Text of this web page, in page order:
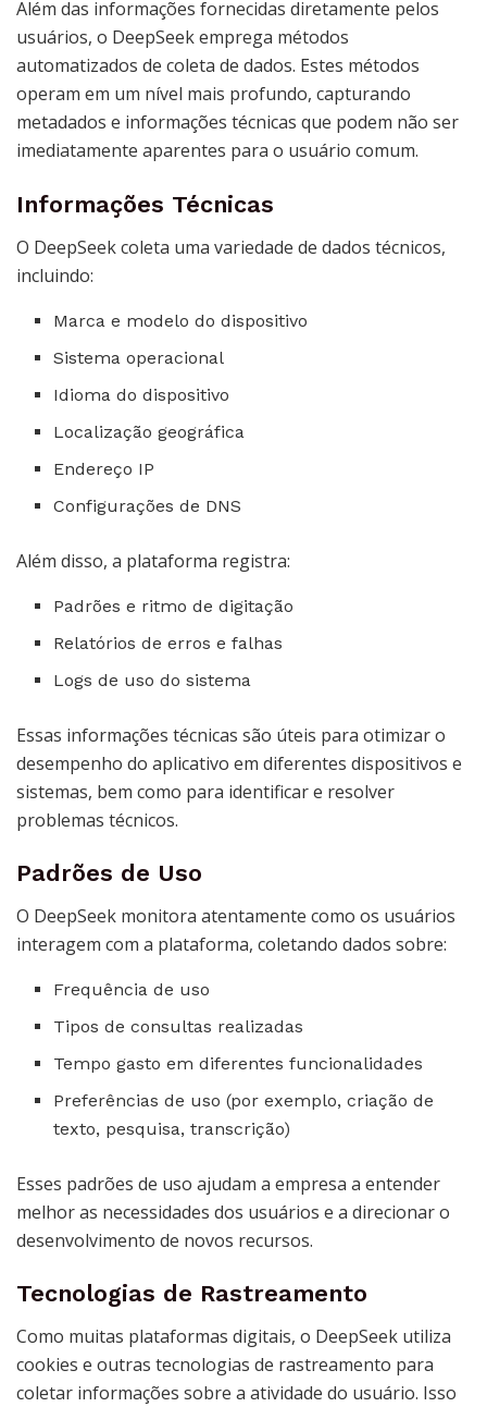
Além das informações fornecidas diretamente pelos
usuários, o DeepSeek emprega métodos
automatizados de coleta de dados. Estes métodos
operam em um nível mais profundo, capturando
metadados e informações técnicas que podem não ser
imediatamente aparentes para o usuário comum.
Informações Técnicas
O DeepSeek coleta uma variedade de dados técnicos,
incluindo:
Marca e modelo do dispositivo
Sistema operacional
Idioma do dispositivo
Localização geográfica
Endereço IP
Configurações de DNS
Além disso, a plataforma registra:
Padrões e ritmo de digitação
Relatórios de erros e falhas
Logs de uso do sistema
Essas informações técnicas são úteis para otimizar o
desempenho do aplicativo em diferentes dispositivos e
sistemas, bem como para identificar e resolver
problemas técnicos.
Padrões de Uso
O DeepSeek monitora atentamente como os usuários
interagem com a plataforma, coletando dados sobre:
Frequência de uso
Tipos de consultas realizadas
Tempo gasto em diferentes funcionalidades
Preferências de uso (por exemplo, criação de
texto, pesquisa, transcrição)
Esses padrões de uso ajudam a empresa a entender
melhor as necessidades dos usuários e a direcionar o
desenvolvimento de novos recursos.
Tecnologias de Rastreamento
Como muitas plataformas digitais, o DeepSeek utiliza
cookies e outras tecnologias de rastreamento para
coletar informações sobre a atividade do usuário. Isso